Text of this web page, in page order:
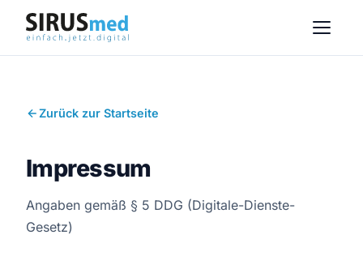
Zurück zur Startseite
Impressum
Angaben gemäß § 5 DDG (Digitale-Dienste-
Gesetz)